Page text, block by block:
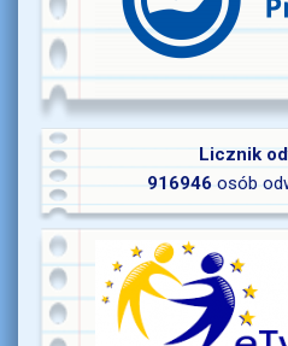
Licznik
916946 osób